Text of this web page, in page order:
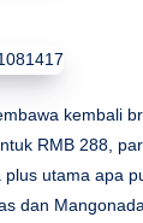
kembali
RMB 288,
plus utama apa
dan